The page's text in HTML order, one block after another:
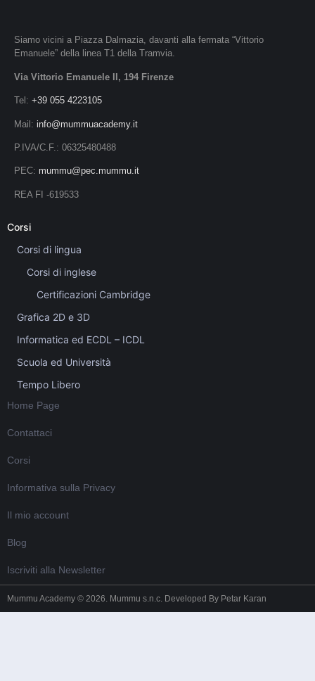
Siamo vicini a Piazza Dalmazia, davanti alla fermata “Vittorio
Emanuele” della linea T1 della Tramvia.
Via Vittorio Emanuele II, 194 Firenze
Tel: +39 055 4223105
Mail: info@mummuacademy.it
P.IVA/C.F.: 06325480488
PEC: mummu@pec.mummu.it
REA FI -619533
Corsi
Corsi di lingua
Corsi di inglese
Certificazioni Cambridge
Grafica 2D e 3D
Informatica ed ECDL – ICDL
Scuola ed Università
Tempo Libero
Home Page
Contattaci
Corsi
Informativa sulla Privacy
Il mio account
Blog
Iscriviti alla Newsletter
Mummu Academy © 2026. Mummu s.n.c. Developed By Petar Karan